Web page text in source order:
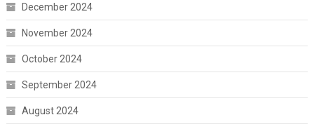
December 2024
November 2024
October 2024
September 2024
August 2024